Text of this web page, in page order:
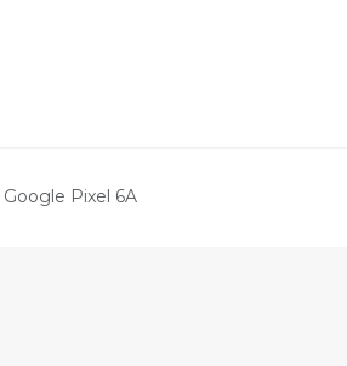
Pixel 6A